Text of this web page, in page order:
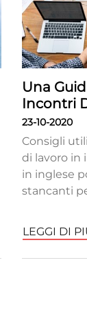
Una
Incontri
23-10-2020
Consigli
di lavoro in
in inglese
stancanti
LEGGI DI